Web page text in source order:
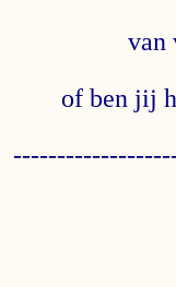
van
of ben jij